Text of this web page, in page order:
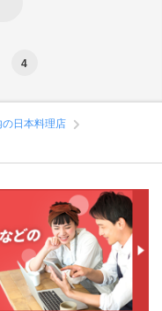
4
の日本料理店